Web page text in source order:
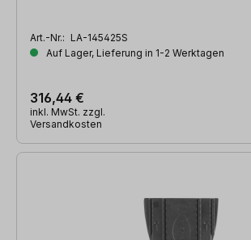
Art.-Nr.: LA-145425S
Auf Lager, Lieferung in 1-2 Werktagen
316,44 €
inkl. MwSt. zzgl.
Versandkosten